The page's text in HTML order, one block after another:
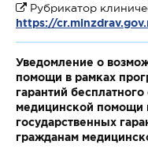
Рубрикатор
https://
Уведомление о
помощи в рамках
гарантий
медицинской помощи
государственных
гражданам